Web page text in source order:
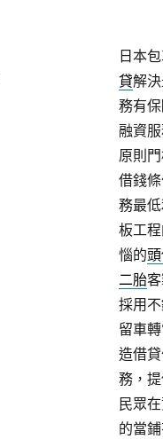
日本
貸解
務有
融資
原則
借錢
務最
板工
惱的
二胎
採用
留車
造借
務，
民眾
的當